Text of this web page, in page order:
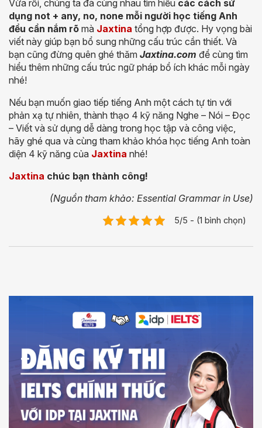
Vừa rồi, chúng ta đã cùng nhau tìm hiểu các cách sử
dụng not + any, no, none mỗi người học tiếng Anh
đều cần nắm rõ mà Jaxtina tổng hợp được. Hy vọng bài
viết này giúp bạn bổ sung những cấu trúc cần thiết. Và
bạn cũng đừng quên ghé thăm Jaxtina.com để cùng tìm
hiểu thêm những cấu trúc ngữ pháp bổ ích khác mỗi ngày
nhé!
Nếu bạn muốn giao tiếp tiếng Anh một cách tự tin với
phản xạ tự nhiên, thành thạo 4 kỹ năng Nghe – Nói – Đọc
– Viết và sử dụng dễ dàng trong học tập và công việc,
hãy ghé qua và cùng tham khảo khóa học tiếng Anh toàn
diện 4 kỹ năng của Jaxtina nhé!
Jaxtina chúc bạn thành công!
(Nguồn tham khảo: Essential Grammar in Use)
5/5 - (1 bình chọn)